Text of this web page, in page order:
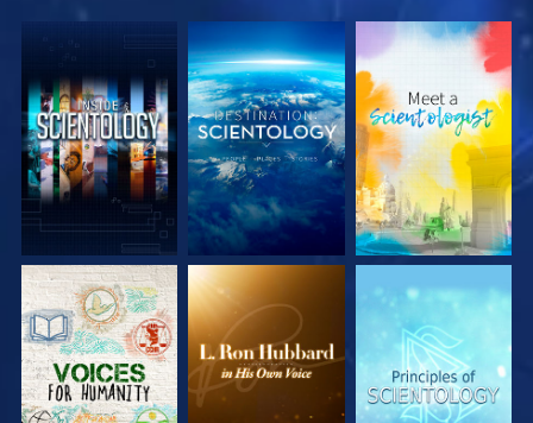
UTFORSKA
SERIEN
UTFORSKA
SERIEN
UTFORSKA
SERIEN